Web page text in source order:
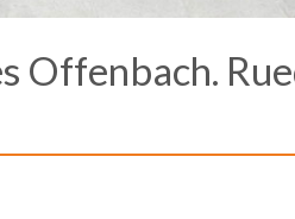
Offenbach.